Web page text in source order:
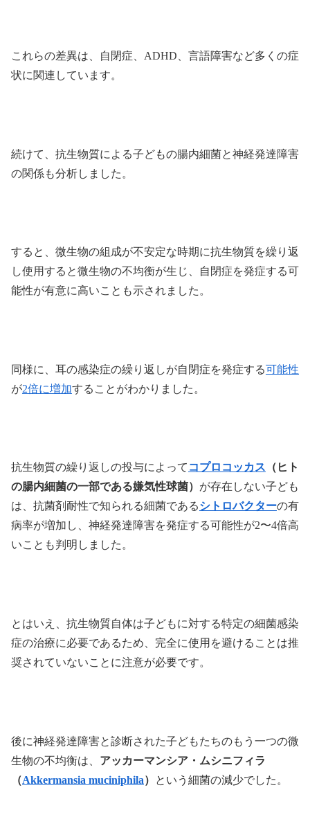
これらの差異は、自閉症、ADHD、言語障害など多くの症
状に関連しています。
続けて、抗生物質による子どもの腸内細菌と神経発達障害
の関係も分析しました。
すると、微生物の組成が不安定な時期に抗生物質を繰り返
し使用すると微生物の不均衡が生じ、自閉症を発症する可
能性が有意に高いことも示されました。
同様に、耳の感染症の繰り返しが自閉症を発症する可能性
が2倍に増加することがわかりました。
抗生物質の繰り返しの投与によって コプロコッカス （ヒト
の腸内細菌の一部である嫌気性球菌） が存在しない子ども
は、抗菌剤耐性で知られる細菌であるシトロバクターの有
病率が増加し、神経発達障害を発症する可能性が2〜4倍高
いことも判明しました。
とはいえ、抗生物質自体は子どもに対する特定の細菌感染
症の治療に必要であるため、完全に使用を避けることは推
奨されていないことに注意が必要です。
後に神経発達障害と診断された子どもたちのもう一つの微
生物の不均衡は、 アッカーマンシア・ムシニフィラ
（Akkermansia muciniphila） という細菌の減少でした。